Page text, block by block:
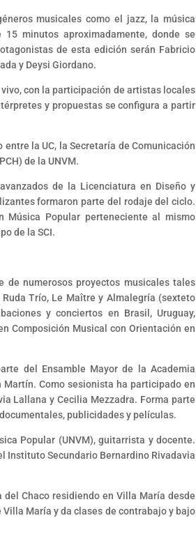
musicales como el jazz, la música
minutos aproximadamente, donde se
de esta edición serán Fabricio
y Deysi Giordano.
con la participación de artistas locales
y propuestas se configura a partir
la UC, la Secretaría de Comunicación
de la UNVM.
de la Licenciatura en Diseño y
formaron parte del rodaje del ciclo.
Música Popular perteneciente al mismo
de la SCI.
de numerosos proyectos musicales tales
Trío, Le Maître y Almalegría (sexteto
y conciertos en Brasil, Uruguay,
Composición Musical con Orientación en
del Ensamble Mayor de la Academia
Como sesionista ha participado en
Lallana y Cecilia Mezzadra. Forma parte
publicidades y películas.
Popular (UNVM), guitarrista y docente.
Instituto Secundario Bernardino Rivadavia
Chaco residiendo en Villa María desde
María y da clases de contrabajo y bajo